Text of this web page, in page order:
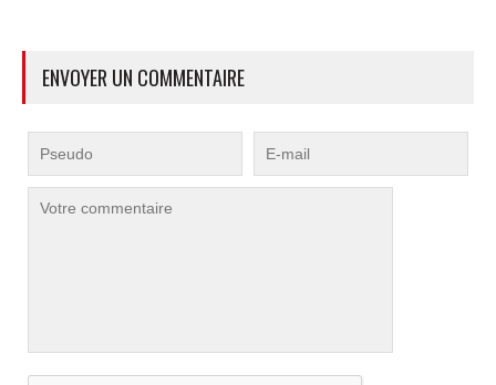
ENVOYER UN COMMENTAIRE